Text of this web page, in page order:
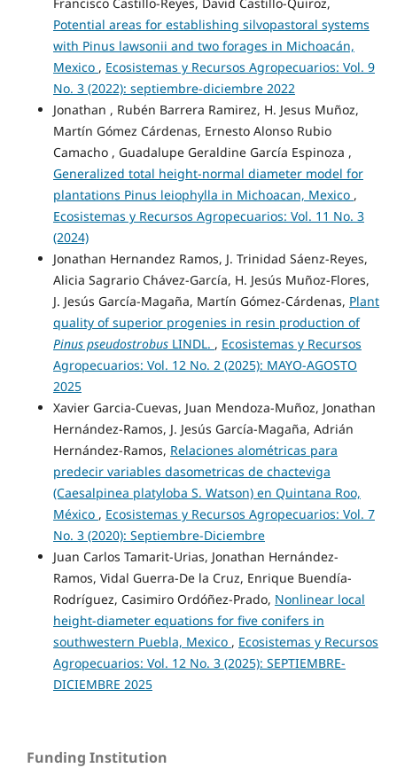
Potential areas for establishing silvopastoral systems
with Pinus lawsonii and two forages in Michoacán,
Mexico , Ecosistemas y Recursos Agropecuarios: Vol. 9
No. 3 (2022): septiembre-diciembre 2022
Jonathan , Rubén Barrera Ramirez, H. Jesus Muñoz,
Martín Gómez Cárdenas, Ernesto Alonso Rubio
Camacho , Guadalupe Geraldine García Espinoza ,
Generalized total height-normal diameter model for
plantations Pinus leiophylla in Michoacan, Mexico ,
Ecosistemas y Recursos Agropecuarios: Vol. 11 No. 3
(2024)
Jonathan Hernandez Ramos, J. Trinidad Sáenz-Reyes,
Alicia Sagrario Chávez-García, H. Jesús Muñoz-Flores,
J. Jesús García-Magaña, Martín Gómez-Cárdenas, Plant
quality of superior progenies in resin production of
Pinus pseudostrobusLINDL. , Ecosistemas y Recursos
Agropecuarios: Vol. 12 No. 2 (2025): MAYO-AGOSTO
2025
Xavier Garcia-Cuevas, Juan Mendoza-Muñoz, Jonathan
Hernández-Ramos, J. Jesús García-Magaña, Adrián
Hernández-Ramos, Relaciones alométricas para
predecir variables dasometricas de chacteviga
(Caesalpinea platyloba S. Watson) en Quintana Roo,
México , Ecosistemas y Recursos Agropecuarios: Vol. 7
No. 3 (2020): Septiembre-Diciembre
Juan Carlos Tamarit-Urias, Jonathan Hernández-
Ramos, Vidal Guerra-De la Cruz, Enrique Buendía-
Rodríguez, Casimiro Ordóñez-Prado, Nonlinear local
height-diameter equations for five conifers in
southwestern Puebla, Mexico , Ecosistemas y Recursos
Agropecuarios: Vol. 12 No. 3 (2025): SEPTIEMBRE-
DICIEMBRE 2025
Funding Institution